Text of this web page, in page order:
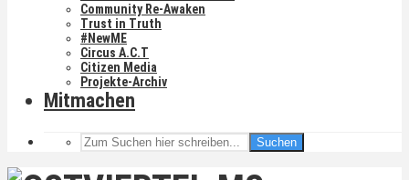
Community Re-Awaken
Trust in Truth
#NewME
Circus A.C.T
Citizen Media
Projekte-Archiv
Mitmachen
Suchen